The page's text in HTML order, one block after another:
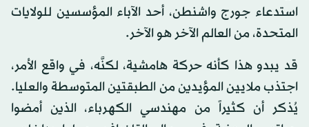
استدعاء جورج واشنطن، أحد الآباء المؤسسين للولايات
المتحدة، من العالم الآخر هو الآخر.
قد يبدو هذا كأنه حركة هامشية، لكنَّه، في واقع الأمر،
اجتذب ملايين المؤيدين من الطبقتين المتوسطة والعليا.
يُذكر أن كثيراً من مهندسي الكهرباء، الذين أمضوا